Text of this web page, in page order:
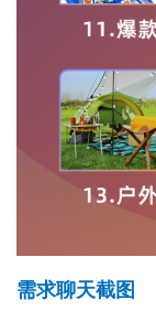
需求聊天截图